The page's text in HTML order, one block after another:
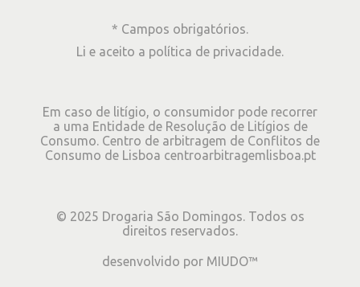
* Campos obrigatórios.
Li e aceito a política de privacidade.
Em caso de litígio, o consumidor pode recorrer
a uma Entidade de Resolução de Litígios de
Consumo. Centro de arbitragem de Conflitos de
Consumo de Lisboa centroarbitragemlisboa.pt
© 2025 Drogaria São Domingos. Todos os
direitos reservados.
desenvolvido por MIUDO™